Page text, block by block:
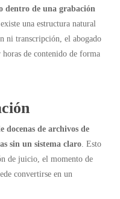
dentro de una grabación
una estructura natural
ni transcripción, el abogado
de contenido de forma
docenas de archivos de
sin un sistema claro. Esto
de juicio, el momento de
convertirse en un